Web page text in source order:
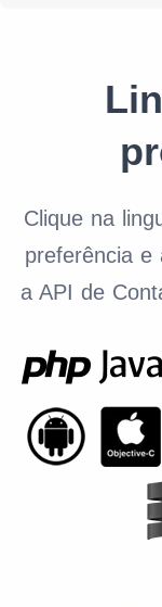
Clique na
preferência e
a API de